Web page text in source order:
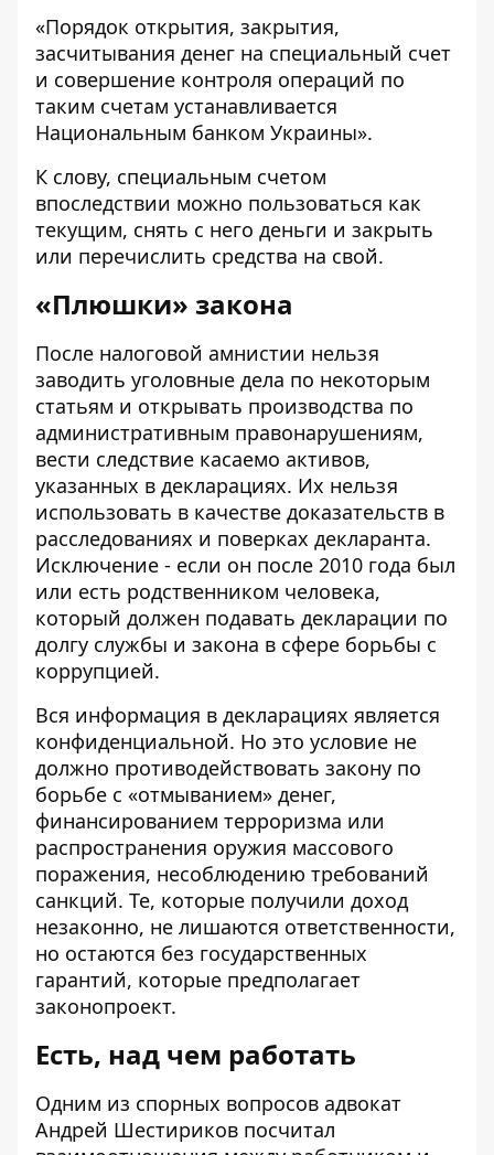
«Порядок открытия, закрытия,
засчитывания денег на специальный счет
и совершение контроля операций по
таким счетам устанавливается
Национальным банком Украины».
К слову, специальным счетом
впоследствии можно пользоваться как
текущим, снять с него деньги и закрыть
или перечислить средства на свой.
«Плюшки» закона
После налоговой амнистии нельзя
заводить уголовные дела по некоторым
статьям и открывать производства по
административным правонарушениям,
вести следствие касаемо активов,
указанных в декларациях. Их нельзя
использовать в качестве доказательств в
расследованиях и поверках декларанта.
Исключение - если он после 2010 года был
или есть родственником человека,
который должен подавать декларации по
долгу службы и закона в сфере борьбы с
коррупцией.
Вся информация в декларациях является
конфиденциальной. Но это условие не
должно противодействовать закону по
борьбе с «отмыванием» денег,
финансированием терроризма или
распространения оружия массового
поражения, несоблюдению требований
санкций. Те, которые получили доход
незаконно, не лишаются ответственности,
но остаются без государственных
гарантий, которые предполагает
законопроект.
Есть, над чем работать
Одним из спорных вопросов адвокат
Андрей Шестириков посчитал